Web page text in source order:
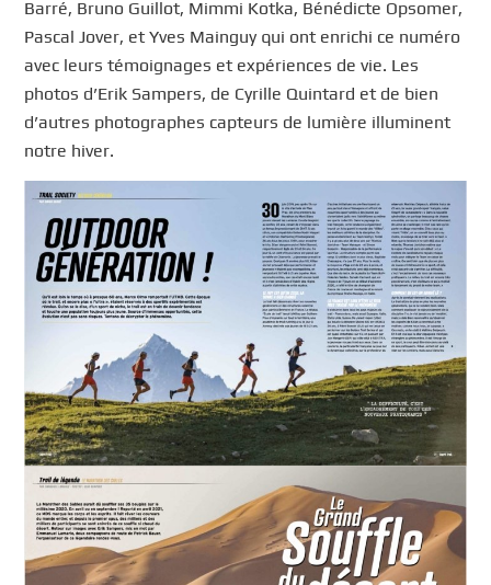
Barré, Bruno Guillot, Mimmi Kotka, Bénédicte Opsomer,
Pascal Jover, et Yves Mainguy qui ont enrichi ce numéro
avec leurs témoignages et expériences de vie. Les
photos d’Erik Sampers, de Cyrille Quintard et de bien
d’autres photographes capteurs de lumière illuminent
notre hiver.